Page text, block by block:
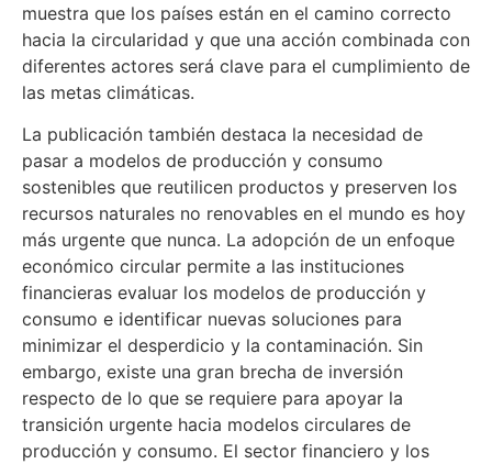
muestra que los países están en el camino correcto
hacia la circularidad y que una acción combinada con
diferentes actores será clave para el cumplimiento de
las metas climáticas.
La publicación también destaca la necesidad de
pasar a modelos de producción y consumo
sostenibles que reutilicen productos y preserven los
recursos naturales no renovables en el mundo es hoy
más urgente que nunca. La adopción de un enfoque
económico circular permite a las instituciones
financieras evaluar los modelos de producción y
consumo e identificar nuevas soluciones para
minimizar el desperdicio y la contaminación. Sin
embargo, existe una gran brecha de inversión
respecto de lo que se requiere para apoyar la
transición urgente hacia modelos circulares de
producción y consumo. El sector financiero y los